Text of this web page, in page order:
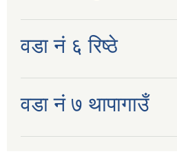
वडा नं ६ रिष्ठे
वडा नं ७ थापागाउँ